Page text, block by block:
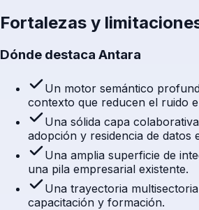
Fortalezas y
Dónde destaca Antara
Un motor semántico
contexto que reducen el ruido
Una sólida capa
adopción y residencia de datos
Una amplia superficie de
una pila empresarial existente.
Una trayectoria
capacitación y formación.